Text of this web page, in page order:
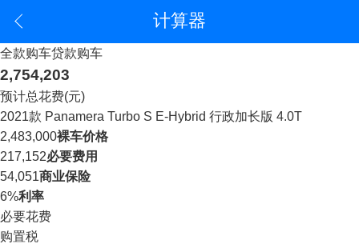
计算器
全款购车贷款购车
2,754,203
预计总花费(元)
2021款 Panamera Turbo S E-Hybrid 行政加长版 4.0T
2,483,000裸车价格
217,152必要费用
54,051商业保险
6%利率
必要花费
购置税